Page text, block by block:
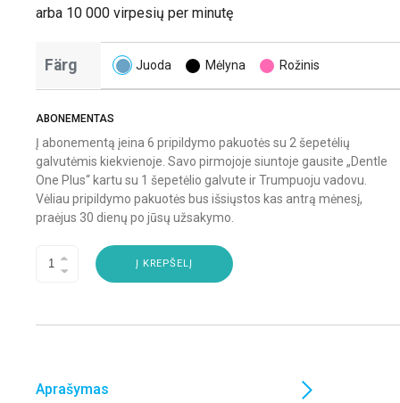
arba 10 000 virpesių per minutę
Färg Juoda Mėlyna Rožinis
ABONEMENTAS
Į abonementą įeina 6 pripildymo pakuotės su 2 šepetėlių
galvutėmis kiekvienoje. Savo pirmojoje siuntoje gausite „Dentle
One Plus“ kartu su 1 šepetėlio galvute ir Trumpuoju vadovu.
Vėliau pripildymo pakuotės bus išsiųstos kas antrą mėnesį,
praėjus 30 dienų po jūsų užsakymo.
Į KREPŠELĮ
Aprašymas